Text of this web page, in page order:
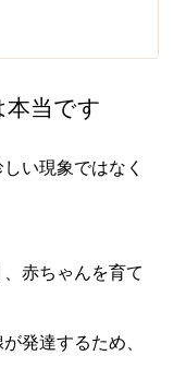
本当です
い現象ではなく
赤ちゃんを育て
発達するため、